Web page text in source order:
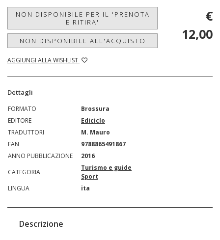
NON DISPONIBILE PER IL 'PRENOTA
E RITIRA'
NON DISPONIBILE ALL'ACQUISTO
AGGIUNGI ALLA WISHLIST
€
12,00
Dettagli
FORMATO
Brossura
EDITORE
Ediciclo
TRADUTTORI
M. Mauro
EAN
9788865491867
ANNO PUBBLICAZIONE
2016
CATEGORIA
Turismo e guide
Sport
LINGUA
ita
Descrizione